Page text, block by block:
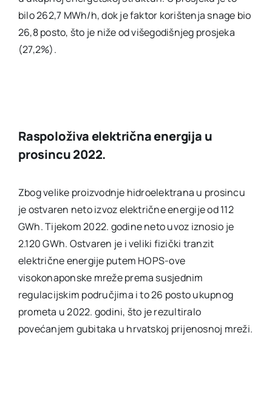
bilo 262,7 MWh/h, dok je faktor korištenja snage bio
26,8 posto, što je niže od višegodišnjeg prosjeka
(27,2%).
Raspoloživa električna energija u
prosincu 2022.
Zbog velike proizvodnje hidroelektrana u prosincu
je ostvaren neto izvoz električne energije od 112
GWh. Tijekom 2022. godine neto uvoz iznosio je
2.120 GWh. Ostvaren je i veliki fizički tranzit
električne energije putem HOPS-ove
visokonaponske mreže prema susjednim
regulacijskim područjima i to 26 posto ukupnog
prometa u 2022. godini, što je rezultiralo
povećanjem gubitaka u hrvatskoj prijenosnoj mreži.